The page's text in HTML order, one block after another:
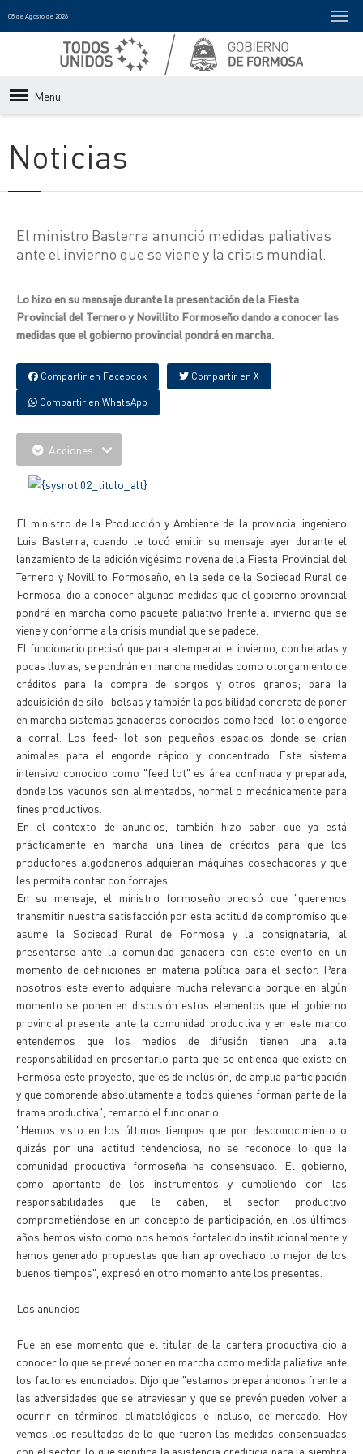
08 de Agosto de 2026
Menu
Noticias
El ministro Basterra anunció medidas paliativas
ante el invierno que se viene y la crisis mundial.
Lo hizo en su mensaje durante la presentación de la Fiesta
Provincial del Ternero y Novillito Formoseño dando a conocer las
medidas que el gobierno provincial pondrá en marcha.
Compartir en Facebook Compartir en X
Compartir en WhatsApp
Acciones
El ministro de la Producción y Ambiente de la provincia, ingeniero
Luis Basterra, cuando le tocó emitir su mensaje ayer durante el
lanzamiento de la edición vigésimo novena de la Fiesta Provincial del
Ternero y Novillito Formoseño, en la sede de la Sociedad Rural de
Formosa, dio a conocer algunas medidas que el gobierno provincial
pondrá en marcha como paquete paliativo frente al invierno que se
viene y conforme a la crisis mundial que se padece.
El funcionario precisó que para atemperar el invierno, con heladas y
pocas lluvias, se pondrán en marcha medidas como otorgamiento de
créditos para la compra de sorgos y otros granos; para la
adquisición de silo- bolsas y también la posibilidad concreta de poner
en marcha sistemas ganaderos conocidos como feed- lot o engorde
a corral. Los feed- lot son pequeños espacios donde se crían
animales para el engorde rápido y concentrado. Este sistema
intensivo conocido como "feed lot" es área confinada y preparada,
donde los vacunos son alimentados, normal o mecánicamente para
fines productivos.
En el contexto de anuncios, también hizo saber que ya está
prácticamente en marcha una línea de créditos para que los
productores algodoneros adquieran máquinas cosechadoras y que
les permita contar con forrajes.
En su mensaje, el ministro formoseño precisó que "queremos
transmitir nuestra satisfacción por esta actitud de compromiso que
asume la Sociedad Rural de Formosa y la consignataria, al
presentarse ante la comunidad ganadera con este evento en un
momento de definiciones en materia política para el sector. Para
nosotros este evento adquiere mucha relevancia porque en algún
momento se ponen en discusión estos elementos que el gobierno
provincial presenta ante la comunidad productiva y en este marco
entendemos que los medios de difusión tienen una alta
responsabilidad en presentarlo parta que se entienda que existe en
Formosa este proyecto, que es de inclusión, de amplia participación
y que comprende absolutamente a todos quienes forman parte de la
trama productiva", remarcó el funcionario.
"Hemos visto en los últimos tiempos que por desconocimiento o
quizás por una actitud tendenciosa, no se reconoce lo que la
comunidad productiva formoseña ha consensuado. El gobierno,
como aportante de los instrumentos y cumpliendo con las
responsabilidades que le caben, el sector productivo
comprometiéndose en un concepto de participación, en los últimos
años hemos visto como nos hemos fortalecido institucionalmente y
hemos generado propuestas que han aprovechado lo mejor de los
buenos tiempos", expresó en otro momento ante los presentes.
Los anuncios
Fue en ese momento que el titular de la cartera productiva dio a
conocer lo que se prevé poner en marcha como medida paliativa ante
los factores enunciados. Dijo que "estamos preparándonos frente a
las adversidades que se atraviesan y que se prevén pueden volver a
ocurrir en términos climatológicos e incluso, de mercado. Hoy
vemos los resultados de lo que fueron las medidas consensuadas
con el sector, lo que significa la asistencia crediticia para la siembra